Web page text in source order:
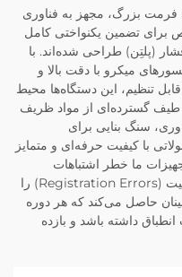
بزرگ، مجهز به فناوری
برای تضمین یکنواختی کامل
(پلتِن) طراحی شده‌اند. با
میکرو با دقت بالا و
تنظیم، این دستگاه‌ها محیط
طیف گسترده‌ای از مواد ظریف
سنگ بنایی برای
با کیفیت حرفه‌ای و متمایز
ما خطر اشتباهات
گران‌قیمت در چاپ یا خطاهای ثبت موقعیت (Registration Errors) را
حاصل می‌کند که هر دوره
داشته باشد و بازده